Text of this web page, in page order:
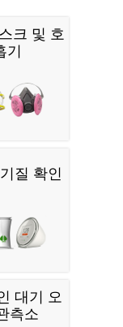
크 및 호
기
질 확인
대기 오
측소